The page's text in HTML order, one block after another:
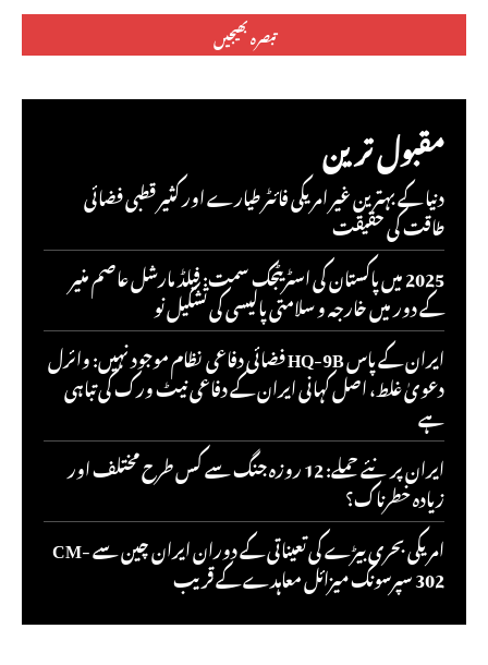
مقبول ترین
دنیا کے بہترین غیر امریکی فائٹر طیارے اور کثیر قطبی فضائی
طاقت کی حقیقت
2025 میں پاکستان کی اسٹریٹجک سمت: فیلڈ مارشل عاصم منیر
کے دور میں خارجہ و سلامتی پالیسی کی تشکیل نو
ایران کے پاس HQ-9B فضائی دفاعی نظام موجود نہیں: وائرل
دعویٰ غلط، اصل کہانی ایران کے دفاعی نیٹ ورک کی تباہی
ہے
ایران پر نئے حملے: 12 روزہ جنگ سے کس طرح مختلف اور
زیادہ خطرناک؟
امریکی بحری بیڑے کی تعیناتی کے دوران ایران چین سے CM-
302 سپرسونک میزائل معاہدے کے قریب